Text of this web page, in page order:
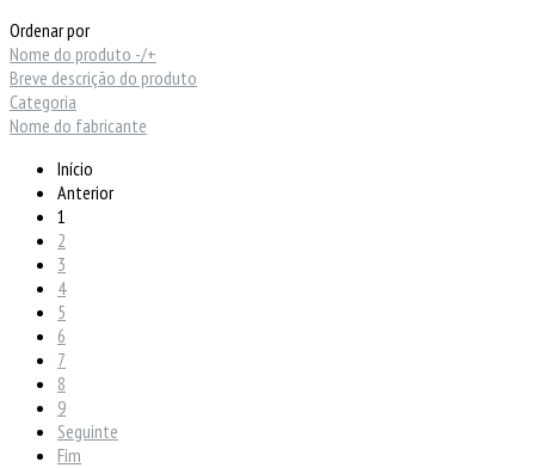
Ordenar por
Nome do produto -/+
Breve descrição do produto
Categoria
Nome do fabricante
Início
Anterior
1
2
3
4
5
6
7
8
9
Seguinte
Fim